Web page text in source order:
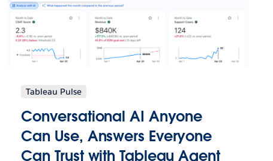
Tableau Pulse
Conversational AI Anyone
Can Use, Answers Everyone
Can Trust with Tableau Agent